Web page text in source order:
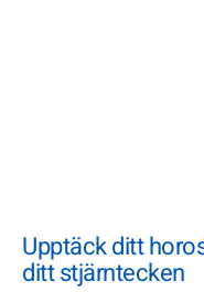
Upptäck ditt
ditt stjärntecken